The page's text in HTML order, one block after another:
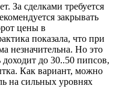
За сделками требуется
закрывать
цены в
показала, что при
незначительна. Но это
доходит до 30..50 пипсов,
Как вариант, можно
на сильных уровнях